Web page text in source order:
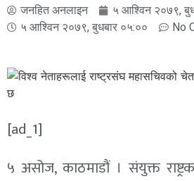
जनहित अनलाइन
५ आश्विन २०७९,
५ आश्विन २०७९, बुधबार ०५:००
No
[ad_1]
५ असोज, काठमाडौं । संयुक्त